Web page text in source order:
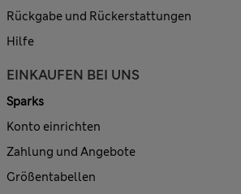
Rückgabe und Rückerstattungen
Hilfe
EINKAUFEN BEI UNS
Sparks
Konto einrichten
Zahlung und Angebote
Größentabellen